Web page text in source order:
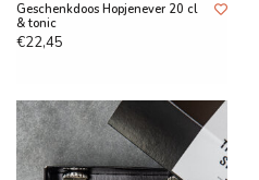
Geschenkdoos Hopjenever 20 cl
& tonic
€22,45